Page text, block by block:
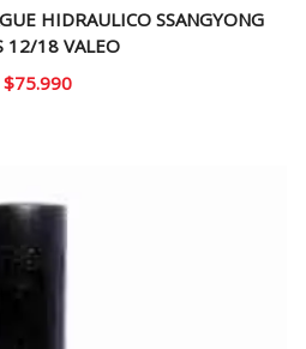
HIDRAULICO SSANGYONG
12/18 VALEO
$75.990